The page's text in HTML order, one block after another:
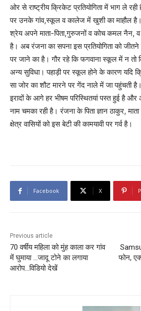
ओर से राष्ट्रीय क्रिकेट प्रतियोगिता में भाग ले
पर उनके गांव,स्कूल व कालेज में खुशी का माहौल
श्रेय अपने माता-पिता,गुरुजनों व कोच कमल नैन, व
है। अब रंजना का सपना इस प्रतियोगिता को जीतने
पर जाने का है। गौर रहे कि फगवाना स्कूल में न तो
अन्य सुविधा। पहाड़ी पर स्कूल होने के कारण यदि
सा जोर का शौट मारने पर गेंद नाले में जा पहुंचती
इरादों के आगे हर भीषम परिस्थितयां पस्त हुई है
नाम चमका रही है। रंजना के पिता ज्ञान ठाकुर,
क्षेत्र वासियों को इस बेटी की कामयावी पर गर्व है।
Facebook X
Previous article
70 वर्षीय महिला को मुंह काला कर गांव
में घुमाया …जादू टोने का लगाया
आरोप…विडियो देखें
फोन,